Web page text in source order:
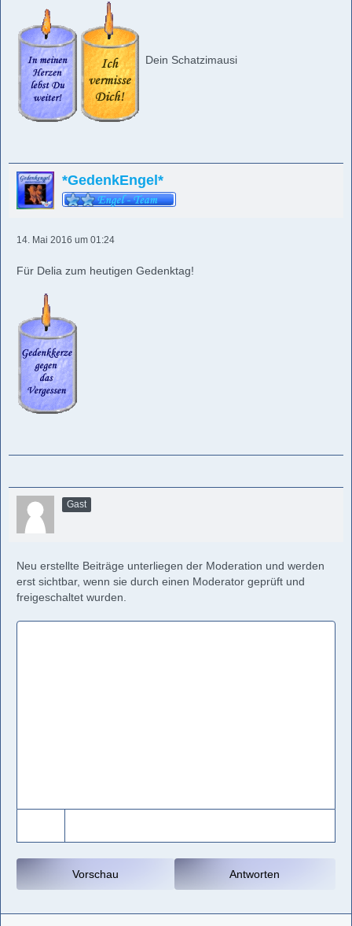
Dein Schatzimausi
*GedenkEngel*
14. Mai 2016 um 01:24
Für Delia zum heutigen Gedenktag!
Gast
Neu erstellte Beiträge unterliegen der Moderation und werden
erst sichtbar, wenn sie durch einen Moderator geprüft und
freigeschaltet wurden.
Antworten
Vorschau